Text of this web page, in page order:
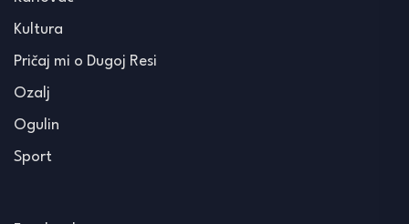
Kultura
Pričaj mi o Dugoj Resi
Ozalj
Ogulin
Sport